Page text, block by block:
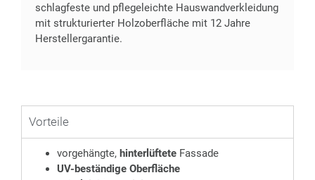
schlagfeste und pflegeleichte Hauswandverkleidung
mit strukturierter Holzoberfläche mit 12 Jahre
Herstellergarantie.
Vorteile
vorgehängte, hinterlüftete Fassade
UV-beständige Oberfläche